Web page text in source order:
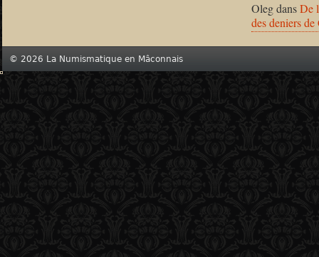
OlegdansDe
des deniers
© 2026 La Numismatique en Mâconnais